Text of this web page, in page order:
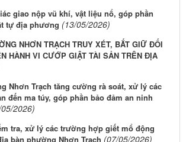
giao nộp vũ khí, vật liệu nổ, góp phần
tự địa phương (13/05/2026)
NHƠN TRẠCH TRUY XÉT, BẮT GIỮ ĐỐI
HÀNH VI CƯỚP GIẬT TÀI SẢN TRÊN ĐỊA
Nhơn Trạch tăng cường rà soát, xử lý các
đến ma túy, góp phần bảo đảm an ninh
2026)
tra, xử lý các trường hợp giết mổ động
bàn phường Nhơn Trạch (07/05/2026)